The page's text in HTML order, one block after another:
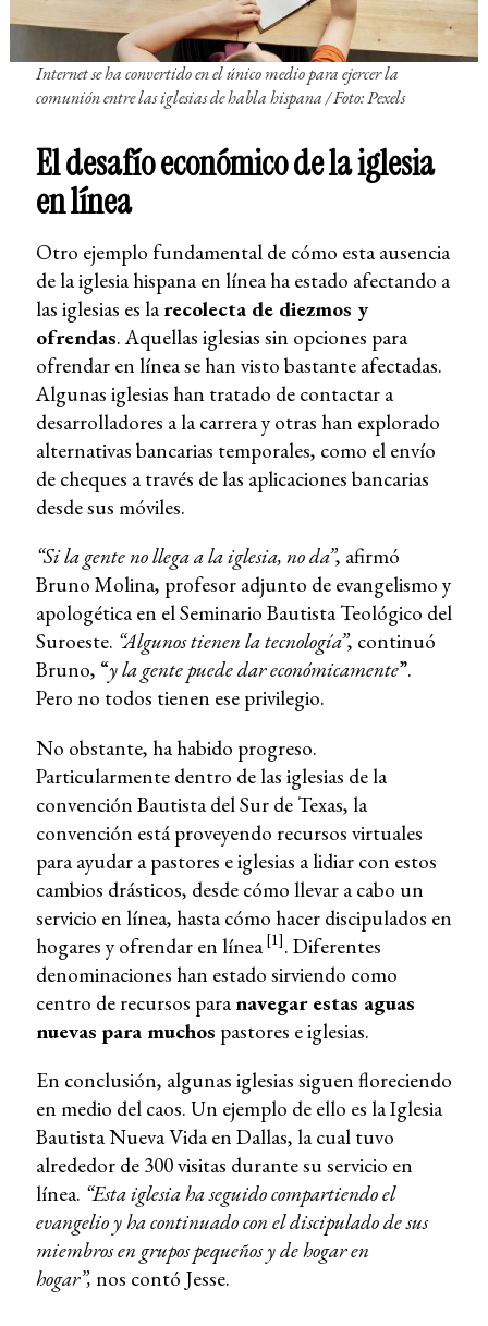
Internet se ha convertido en el único medio para ejercer la
comunión entre las iglesias de habla hispana /Foto: Pexels
El desafío económico de la iglesia
en línea
Otro ejemplo fundamental de cómo esta ausencia
de la iglesia hispana en línea ha estado afectando a
las iglesias es la recolecta de diezmos y
ofrendas. Aquellas iglesias sin opciones para
ofrendar en línea se han visto bastante afectadas.
Algunas iglesias han tratado de contactar a
desarrolladores a la carrera y otras han explorado
alternativas bancarias temporales, como el envío
de cheques a través de las aplicaciones bancarias
desde sus móviles.
“Si la gente no llega a la iglesia, no da”, afirmó
Bruno Molina, profesor adjunto de evangelismo y
apologética en el Seminario Bautista Teológico del
Suroeste. “Algunos tienen la tecnología”, continuó
Bruno, “y la gente puede dar económicamente”.
Pero no todos tienen ese privilegio.
No obstante, ha habido progreso.
Particularmente dentro de las iglesias de la
convención Bautista del Sur de Texas, la
convención está proveyendo recursos virtuales
para ayudar a pastores e iglesias a lidiar con estos
cambios drásticos, desde cómo llevar a cabo un
servicio en línea, hasta cómo hacer discipulados en
hogares y ofrendar en línea [1]. Diferentes
denominaciones han estado sirviendo como
centro de recursos para navegar estas aguas
nuevas para muchos pastores e iglesias.
En conclusión, algunas iglesias siguen floreciendo
en medio del caos. Un ejemplo de ello es la Iglesia
Bautista Nueva Vida en Dallas, la cual tuvo
alrededor de 300 visitas durante su servicio en
línea. “Esta iglesia ha seguido compartiendo el
evangelio y ha continuado con el discipulado de sus
miembros en grupos pequeños y de hogar en
hogar”, nos contó Jesse.